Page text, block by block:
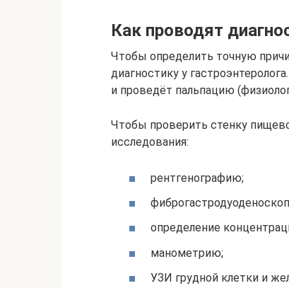
Как проводят
Чтобы определить точную
диагностику у
и проведёт пальпацию
Чтобы проверить стенку
исследования:
рентгенографию;
определение
манометрию;
УЗИ грудной клетки и